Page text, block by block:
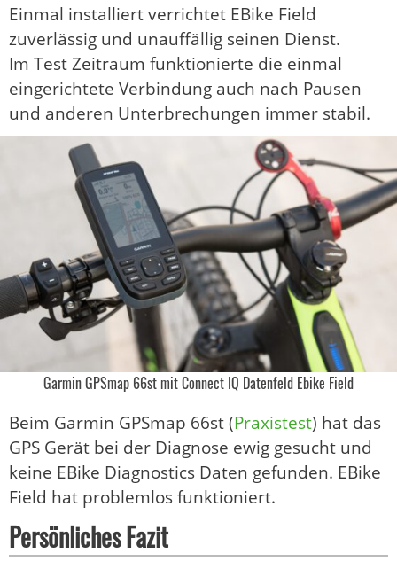
Einmal installiert verrichtet EBike Field
zuverlässig und unauffällig seinen Dienst.
Im Test Zeitraum funktionierte die einmal
eingerichtete Verbindung auch nach Pausen
und anderen Unterbrechungen immer stabil.
Garmin GPSmap 66st mit Connect IQ Datenfeld Ebike Field
Beim Garmin GPSmap 66st (Praxistest) hat das
GPS Gerät bei der Diagnose ewig gesucht und
keine EBike Diagnostics Daten gefunden. EBike
Field hat problemlos funktioniert.
Persönliches Fazit